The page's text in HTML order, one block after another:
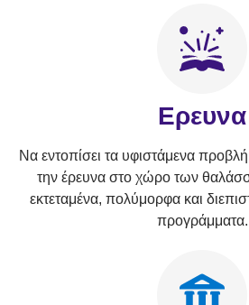
Ερευνα
Να εντοπίσει τα υφιστάμενα
την έρευνα στο χώρο των
εκτεταμένα, πολύμορφα και
προγράμματα.